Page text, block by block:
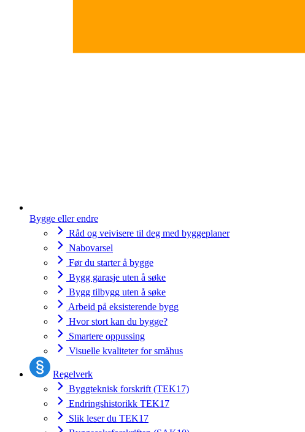
Bygge eller endre
Råd og veivisere til deg med byggeplaner
Nabovarsel
Før du starter å bygge
Bygg garasje uten å søke
Bygg tilbygg uten å søke
Arbeid på eksisterende bygg
Hvor stort kan du bygge?
Smartere oppussing
Visuelle kvaliteter for småhus
Regelverk
Byggteknisk forskrift (TEK17)
Endringshistorikk TEK17
Slik leser du TEK17